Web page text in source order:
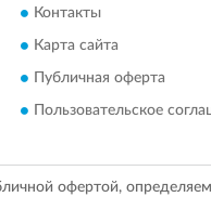
Контакты
Карта сайта
Публичная оферта
Пользовательское
офертой,